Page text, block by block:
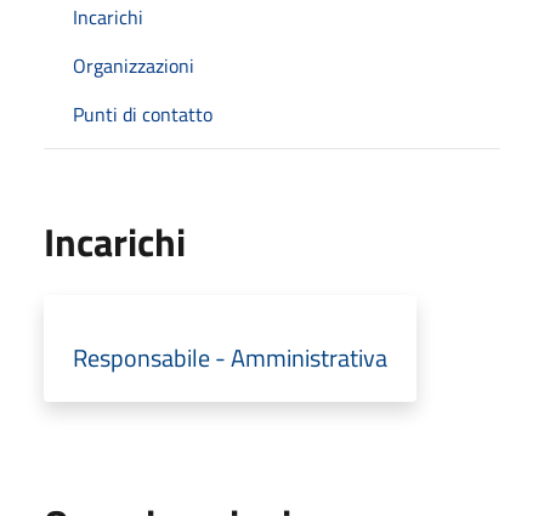
Incarichi
Organizzazioni
Punti di contatto
Incarichi
Responsabile - Amministrativa